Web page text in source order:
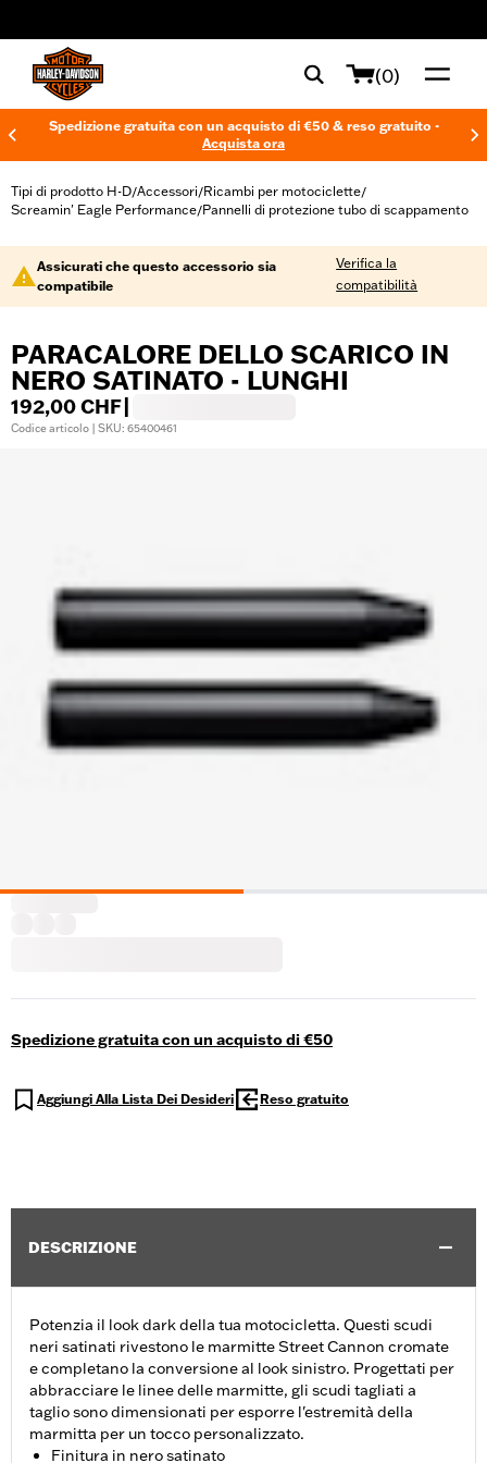
(0)
Spedizione gratuita con un acquisto di €50 & reso gratuito -
Acquista ora
Tipi di prodotto H-D/Accessori/Ricambi per motociclette/
Screamin' Eagle Performance/Pannelli di protezione tubo di scappamento
Assicurati che questo accessorio sia
compatibile
Verifica la
compatibilità
PARACALORE DELLO SCARICO IN
NERO SATINATO - LUNGHI
192,00 CHF
Codice articolo | SKU: 65400461
Spedizione gratuita con un acquisto di €50
Aggiungi Alla Lista Dei Desideri Reso gratuito
DESCRIZIONE
Potenzia il look dark della tua motocicletta. Questi scudi
neri satinati rivestono le marmitte Street Cannon cromate
e completano la conversione al look sinistro. Progettati per
abbracciare le linee delle marmitte, gli scudi tagliati a
taglio sono dimensionati per esporre l'estremità della
marmitta per un tocco personalizzato.
Finitura in nero satinato